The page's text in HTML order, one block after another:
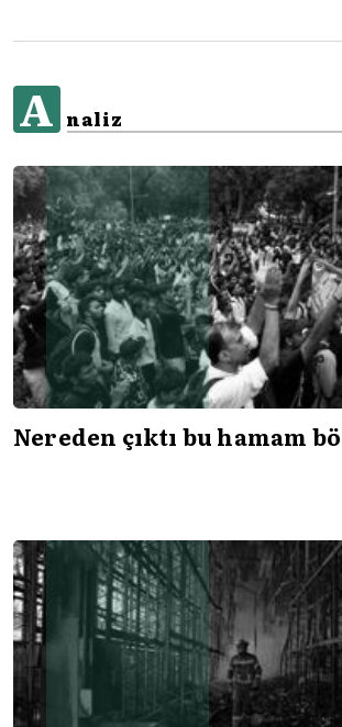
A naliz
Nereden çıktı bu hamam